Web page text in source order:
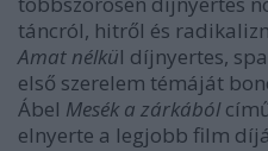
táncról, hitről és
Amat nélkül díjnyertes,
első szerelem témáját
Ábel Mesék a zárkából
elnyerte a legjobb film